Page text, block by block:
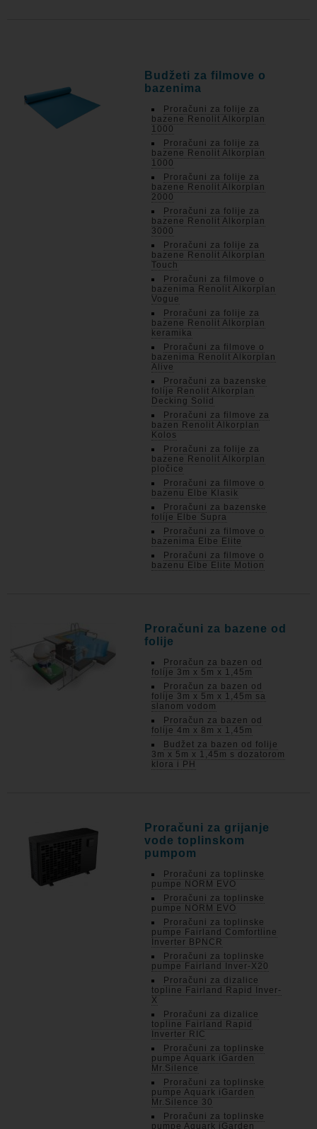
Budžeti za filmove o
bazenima
Proračuni za folije za
bazene Renolit Alkorplan
1000
Proračuni za folije za
bazene Renolit Alkorplan
1000
Proračuni za folije za
bazene Renolit Alkorplan
2000
Proračuni za folije za
bazene Renolit Alkorplan
3000
Proračuni za folije za
bazene Renolit Alkorplan
Touch
Proračuni za filmove o
bazenima Renolit Alkorplan
Vogue
Proračuni za folije za
bazene Renolit Alkorplan
keramika
Proračuni za filmove o
bazenima Renolit Alkorplan
Alive
Proračuni za bazenske
folije Renolit Alkorplan
Decking Solid
Proračuni za filmove za
bazen Renolit Alkorplan
Kolos
Proračuni za folije za
bazene Renolit Alkorplan
pločice
Proračuni za filmove o
bazenu Elbe Klasik
Proračuni za bazenske
folije Elbe Supra
Proračuni za filmove o
bazenima Elbe Elite
Proračuni za filmove o
bazenu Elbe Elite Motion
Proračuni za bazene od
folije
Proračun za bazen od
folije 3m x 5m x 1,45m
Proračun za bazen od
folije 3m x 5m x 1,45m sa
slanom vodom
Proračun za bazen od
folije 4m x 8m x 1,45m
Budžet za bazen od folije
3m x 5m x 1,45m s dozatorom
klora i PH
Proračuni za grijanje
vode toplinskom
pumpom
Proračuni za toplinske
pumpe NORM EVO
Proračuni za toplinske
pumpe NORM EVO
Proračuni za toplinske
pumpe Fairland Comfortline
Inverter BPNCR
Proračuni za toplinske
pumpe Fairland Inver-X20
Proračuni za dizalice
topline Fairland Rapid Inver-
X
Proračuni za dizalice
topline Fairland Rapid
Inverter RIC
Proračuni za toplinske
pumpe Aquark iGarden
Mr.Silence
Proračuni za toplinske
pumpe Aquark iGarden
Mr.Silence 30
Proračuni za toplinske
pumpe Aquark iGarden